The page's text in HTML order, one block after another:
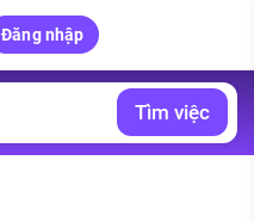
Đăng nhập
Tìm việc